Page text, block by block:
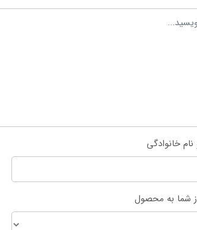
نام خانوادگی
شما به محصول